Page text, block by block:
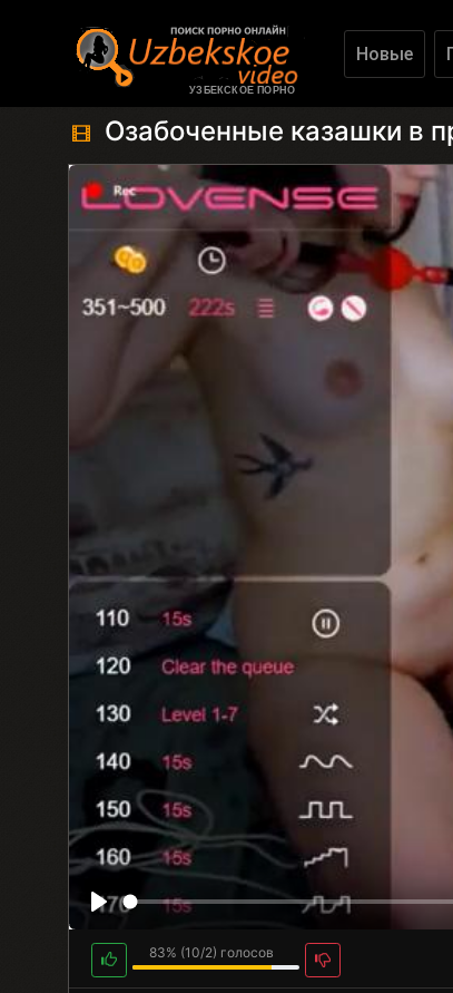
УЗБЕКСКОЕ ПОРНО
Новые
Озабоченные казашки в
83% (10/2) голосов